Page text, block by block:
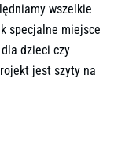
wszelkie
specjalne miejsce
dzieci czy
jest szyty na